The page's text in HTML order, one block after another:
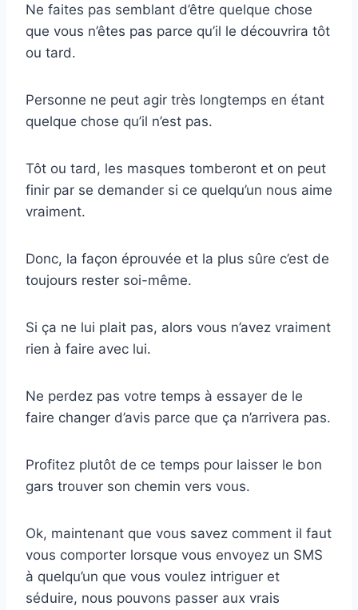
Ne faites pas semblant d’être quelque chose
que vous n’êtes pas parce qu’il le découvrira tôt
ou tard.
Personne ne peut agir très longtemps en étant
quelque chose qu’il n’est pas.
Tôt ou tard, les masques tomberont et on peut
finir par se demander si ce quelqu’un nous aime
vraiment.
Donc, la façon éprouvée et la plus sûre c’est de
toujours rester soi-même.
Si ça ne lui plait pas, alors vous n’avez vraiment
rien à faire avec lui.
Ne perdez pas votre temps à essayer de le
faire changer d’avis parce que ça n’arrivera pas.
Profitez plutôt de ce temps pour laisser le bon
gars trouver son chemin vers vous.
Ok, maintenant que vous savez comment il faut
vous comporter lorsque vous envoyez un SMS
à quelqu’un que vous voulez intriguer et
séduire, nous pouvons passer aux vrais